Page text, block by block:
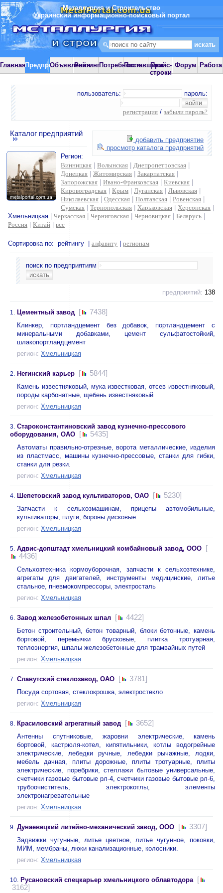
Металлургия и Строительство
Украинский информационно-поисковый портал
ГлавнаяПредприятияОбъявления
РейтингПотребностиПоставщики
Прайс-
строки
Форум Работа
пользователь: пароль:
регистрация / забыли пароль?
добавить предприятие
просмотр каталога предприятий
Каталог предприятий
Регион:
Винницкая
Волынская Днепропетровская
Донецкая
Житомирская Закарпатская
Запорожская
Ивано-Франковская Киевская
Кировоградская
Крым Луганская Львовская
Николаевская
Одесская Полтавская Ровенская
Сумская
Тернопольская Харьковская Херсонская
Хмельницкая
Черкасская Черниговская Черновицкая Беларусь
Россия
Китай все
Сортировка по: рейтингу | алфавиту регионам
поиск по предприятиям
предприятий: 138
1. Цементный завод [ 7438]
Клинкер, портландцемент без добавок, портландцемент с
минеральными добавками, цемент сульфатостойкий,
шлакопортландцемент
регион: Хмельницкая
2. Негинский карьер [ 5844]
Камень известняковый, мука известковая, отсев известняковый,
породы карбонатные, щебень известняковый
регион: Хмельницкая
3. Староконстантиновский завод кузнечно-прессового
оборудования, ОАО
[ 5435]
Автоматы правильно-отрезные, ворота металлические, изделия
из пластмасс, машины кузнечно-прессовые, станки для гибки,
станки для резки.
регион: Хмельницкая
4. Шепетовский завод культиваторов, ОАО [ 5230]
Запчасти к сельхозмашинам, прицепы автомобильные,
культиваторы, плуги, бороны дисковые
регион: Хмельницкая
5. Адвис-допштадт хмельницкий комбайновый завод, ООО
[
4436]
Сельхозтехника кормоуборочная, запчасти к сельхозтехнике,
агрегаты для двигателей, инструменты медицинские, литье
стальное, пневмокомпрессоры, электросталь
регион: Хмельницкая
6. Завод железобетонных шпал [ 4422]
Бетон строительный, бетон товарный, блоки бетонные, камень
бортовой, перемычки брусковые, плитка тротуарная,
теплоэнергия, шпалы железобетонные для трамвайных путей
регион: Хмельницкая
7. Славутский стеклозавод, ОАО [ 3781]
Посуда сортовая, стеклокрошка, электростекло
регион: Хмельницкая
8. Красиловский агрегатный завод [ 3652]
Антенны спутниковые, жаровни электрические, камень
бортовой, кастрюля-котел, кипятильники, котлы водогрейные
электрические, лебедки ручные, лебедки рычажные, лодки,
мебель дачная, плиты дорожные, плиты тротуарные, плиты
электрические, поребрики, стеллажи бытовые универсальные,
счетчики газовые бытовые рл-4, счетчики газовые бытовые рл-6,
трубоочиститель, электрокотлы, элементы
электронагревательные
регион: Хмельницкая
9. Дунаевецкий литейно-механический завод, ООО [ 3307]
Задвижки чугунные, литье цветное, литье чугунное, поковки,
МИМ, мембраны, люки канализационные, колосники.
регион: Хмельницкая
10. Русановский спецкарьер хмельницкого облавтодора
[
3162]